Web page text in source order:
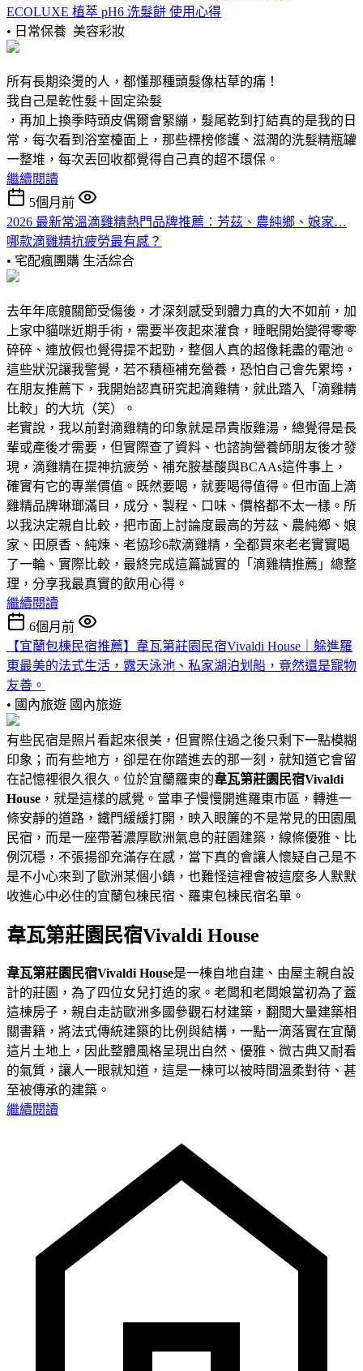
ECOLUXE 植萃 pH6 洗髮餅 使用心得
• 日常保養 美容彩妝
所有長期染燙的人，都懂那種頭髮像枯草的痛！
我自己是乾性髮＋固定染髮
，再加上換季時頭皮偶爾會緊繃，髮尾乾到打結真的是我的日
常，每次看到浴室檯面上，那些標榜修護、滋潤的洗髮精瓶罐
一整堆，每次丟回收都覺得自己真的超不環保。
繼續閱讀
5個月前
2026 最新常溫滴雞精熱門品牌推薦：芳茲、農純鄉、娘家…
哪款滴雞精抗疲勞最有感？
• 宅配瘋團購 生活綜合
去年年底髖關節受傷後，才深刻感受到體力真的大不如前，加
上家中貓咪近期手術，需要半夜起來灌食，睡眠開始變得零零
碎碎、連放假也覺得提不起勁，整個人真的超像耗盡的電池。
這些狀況讓我警覺，若不積極補充營養，恐怕自己會先累垮，
在朋友推薦下，我開始認真研究起滴雞精，就此踏入「滴雞精
比較」的大坑（笑）。
老實說，我以前對滴雞精的印象就是昂貴版雞湯，總覺得是長
輩或產後才需要，但實際查了資料、也諮詢營養師朋友後才發
現，滴雞精在提神抗疲勞、補充胺基酸與BCAAs這件事上，
確實有它的專業價值。既然要喝，就要喝得值得。但市面上滴
雞精品牌琳瑯滿目，成分、製程、口味、價格都不太一樣。所
以我決定親自比較，把市面上討論度最高的芳茲、農純鄉、娘
家、田原香、純煉、老協珍6款滴雞精，全都買來老老實實喝
了一輪、實際比較，最終完成這篇誠實的「滴雞精推薦」總整
理，分享我最真實的飲用心得。
繼續閱讀
6個月前
【宜蘭包棟民宿推薦】韋瓦第莊園民宿Vivaldi House｜躲進羅
東最美的法式生活，露天泳池、私家湖泊划船，竟然還是寵物
友善。
• 國內旅遊 國內旅遊
有些民宿是照片看起來很美，但實際住過之後只剩下一點模糊
印象；而有些地方，卻是在你踏進去的那一刻，就知道它會留
在記憶裡很久很久。位於宜蘭羅東的韋瓦第莊園民宿Vivaldi
House ，就是這樣的感覺。當車子慢慢開進羅東市區，轉進一
條安靜的道路，鐵門緩緩打開，映入眼簾的不是常見的田園風
民宿，而是一座帶著濃厚歐洲氣息的莊園建築，線條優雅、比
例沉穩，不張揚卻充滿存在感，當下真的會讓人懷疑自己是不
是不小心來到了歐洲某個小鎮，也難怪這裡會被這麼多人默默
收進心中必住的宜蘭包棟民宿、羅東包棟民宿名單。
韋瓦第莊園民宿Vivaldi House
韋瓦第莊園民宿Vivaldi House是一棟自地自建、由屋主親自設
計的莊園，為了四位女兒打造的家。老闆和老闆娘當初為了蓋
這棟房子，親自走訪歐洲多國參觀石材建築，翻閱大量建築相
關書籍，將法式傳統建築的比例與結構，一點一滴落實在宜蘭
這片土地上，因此整體風格呈現出自然、優雅、微古典又耐看
的氣質，讓人一眼就知道，這是一棟可以被時間溫柔對待、甚
至被傳承的建築。
繼續閱讀